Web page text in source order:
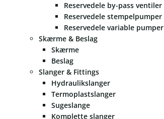
Reservedele by-pass ventiler
Reservedele stempelpumper
Reservedele variable pumper
Skærme & Beslag
Skærme
Beslag
Slanger & Fittings
Hydraulikslanger
Termoplastslanger
Sugeslange
Komplette slanger